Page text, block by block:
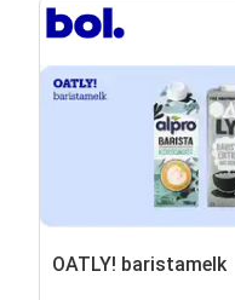
OATLY! baristamelk